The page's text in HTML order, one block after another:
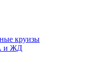
круизы
и ЖД